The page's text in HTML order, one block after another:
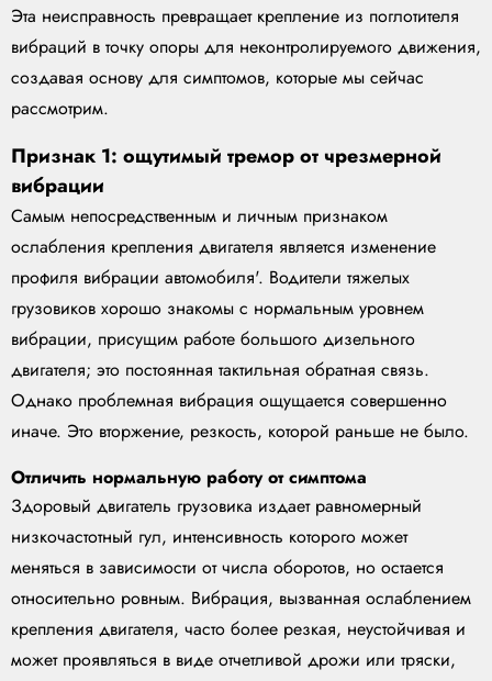
Эта неисправность превращает крепление из поглотителя
вибраций в точку опоры для неконтролируемого движения,
создавая основу для симптомов, которые мы сейчас
рассмотрим.
Признак 1: ощутимый тремор от чрезмерной
вибрации
Самым непосредственным и личным признаком
ослабления крепления двигателя является изменение
профиля вибрации автомобиля'. Водители тяжелых
грузовиков хорошо знакомы с нормальным уровнем
вибрации, присущим работе большого дизельного
двигателя; это постоянная тактильная обратная связь.
Однако проблемная вибрация ощущается совершенно
иначе. Это вторжение, резкость, которой раньше не было.
Отличить нормальную работу от симптома
Здоровый двигатель грузовика издает равномерный
низкочастотный гул, интенсивность которого может
меняться в зависимости от числа оборотов, но остается
относительно ровным. Вибрация, вызванная ослаблением
крепления двигателя, часто более резкая, неустойчивая и
может проявляться в виде отчетливой дрожи или тряски,